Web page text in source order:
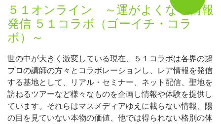
５１オンライン ～運がよくなる情報
発信 ５１コラボ（ゴーイチ・コラ
ボ）～
世の中が大きく激変している現在、５１コラボは各界の超
プロの講師の方々とコラボレーションし、レア情報を発信
する基地として、リアル・セミナー、ネット配信、聖地を
訪ねるツアーなど様々なものを企画し情報や体験を提供し
ています。それらはマスメディアゆえに載らない情報、陽
の目を見ていない本物の価値、他では得られない格別の体